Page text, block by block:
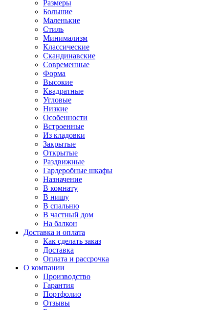
Размеры
Большие
Маленькие
Стиль
Минимализм
Классические
Скандинавские
Современные
Форма
Высокие
Квадратные
Угловые
Низкие
Особенности
Встроенные
Из кладовки
Закрытые
Открытые
Раздвижные
Гардеробные шкафы
Назначение
В комнату
В нишу
В спальню
В частный дом
На балкон
Доставка и оплата
Как сделать заказ
Доставка
Оплата и рассрочка
О компании
Производство
Гарантия
Портфолио
Отзывы